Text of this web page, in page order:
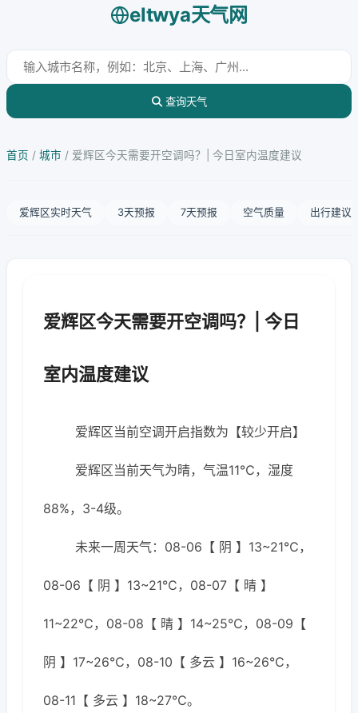
eltwya天气网
查询天气
首页 / 城市 / 爱辉区今天需要开空调吗？| 今日室内温度建议
爱辉区实时天气 3天预报 7天预报 空气质量 出行建议
爱辉区今天需要开空调吗？| 今日
室内温度建议
爱辉区当前空调开启指数为【较少开启】
爱辉区当前天气为晴，气温11℃，湿度
88%，3-4级。
未来一周天气：08-06【 阴 】13~21℃，
08-06【 阴 】13~21℃，08-07【 晴 】
11~22℃，08-08【 晴 】14~25℃，08-09【
阴 】17~26℃，08-10【 多云 】16~26℃，
08-11【 多云 】18~27℃。